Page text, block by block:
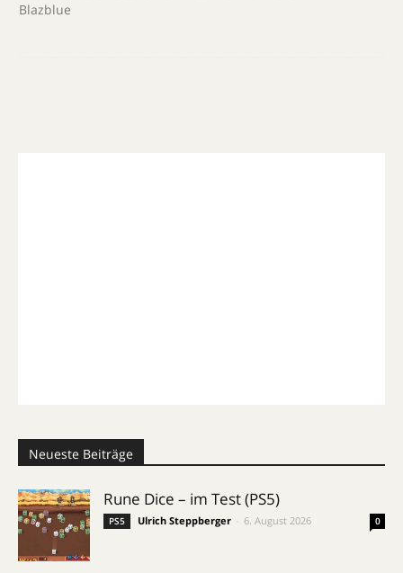
Blazblue
Neueste Beiträge
Rune Dice – im Test (PS5)
PS5 Ulrich Steppberger 6. August 2026 0